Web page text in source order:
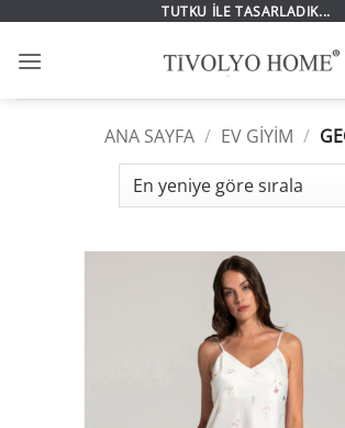
TUTKU İLE TASARLADIK...
ANA SAYFA / EV GIYIM /